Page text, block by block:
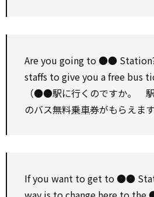
Are you going to●●
staffs togive you a free bus
（●●駅に行くのですか。
のバス無料乗車券がもらえま
If you want toget to●●